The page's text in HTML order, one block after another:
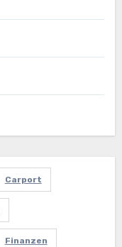
Carport
Finanzen